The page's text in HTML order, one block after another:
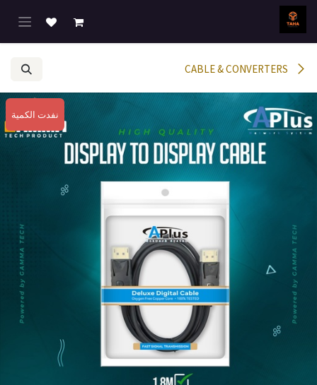
تخطي للذهاب إلى المحتوى
نفدت الكمية